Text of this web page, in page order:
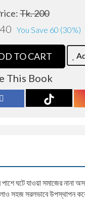
Tk. 200
You Save 60 (30%)
TO CART
This Book
ঘটে যাওয়া সমাজের
সহজ সরলভাবে উপস্থাপন